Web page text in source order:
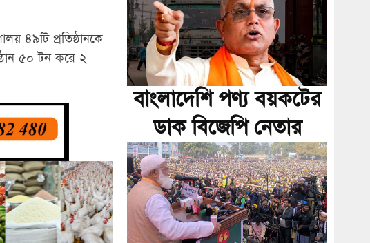
৪৯টি প্রতিষ্ঠানকে
৫০ টন করে ২
বাংলাদেশি পণ্য বয়কটের
ডাক বিজেপি নেতার